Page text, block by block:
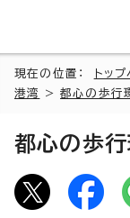
現在の位置： トッ
港湾
>都心の歩行
都心の歩